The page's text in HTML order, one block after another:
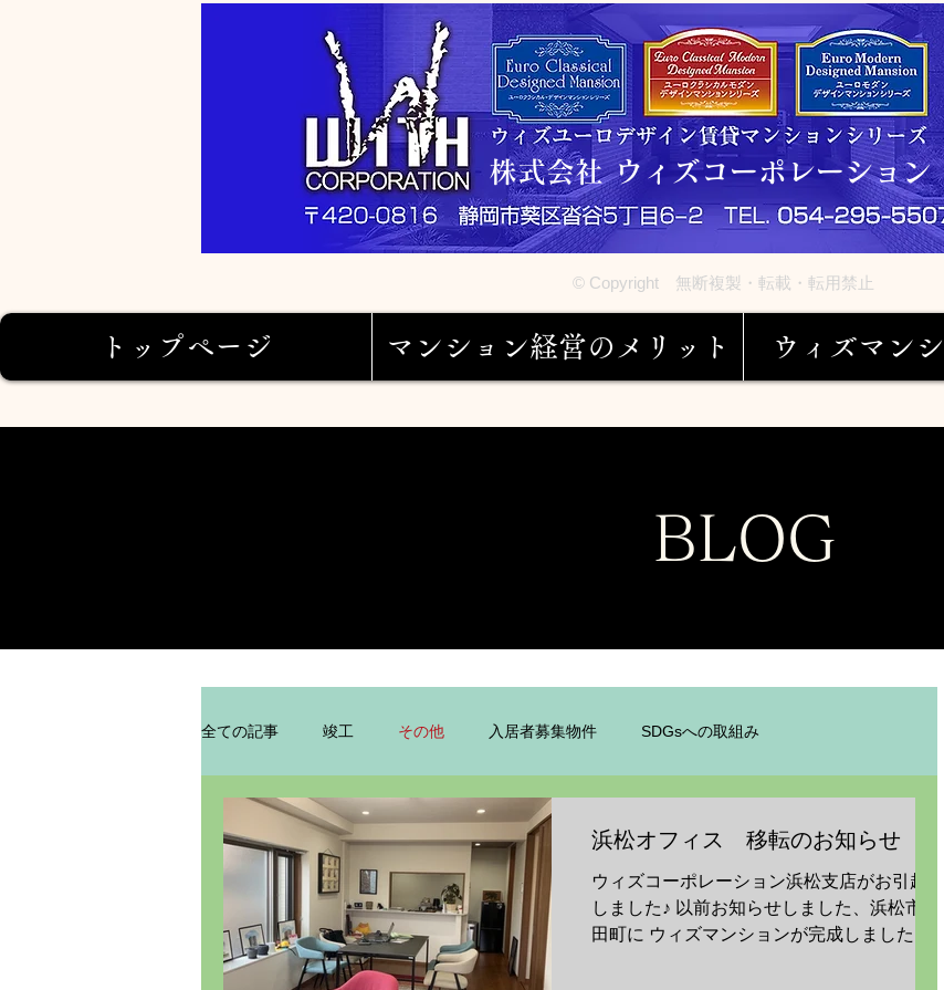
株式会社 ウィズコーポレーション
© Copyright 無断複製・転載・転用禁止
トップページ マンション経営のメリット ウィズマン
BLOG
全ての記事 竣工 その他 入居者募集物件 SDGsへの取組み
浜松オフィス 移転のお知らせ
ウィズコーポレーション浜松支店がお引越し
しました♪ 以前お知らせしました、浜松市和
田町に ウィズマンションが完成しました！ １